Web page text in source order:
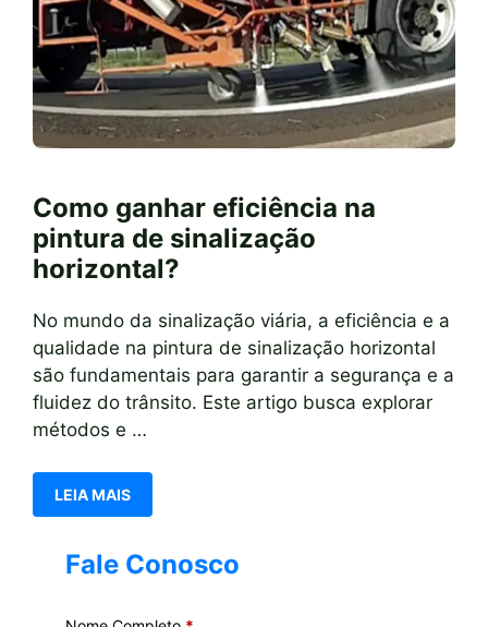
Como ganhar eficiência na
pintura de sinalização
horizontal?
No mundo da sinalização viária, a eficiência e a
qualidade na pintura de sinalização horizontal
são fundamentais para garantir a segurança e a
fluidez do trânsito. Este artigo busca explorar
métodos e …
LEIA MAIS
Fale Conosco